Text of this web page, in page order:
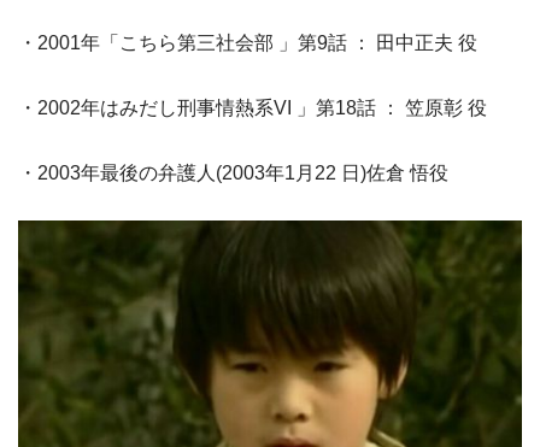
・2001年「こちら第三社会部 」第9話 ： 田中正夫 役
・2002年はみだし刑事情熱系VI 」第18話 ： 笠原彰 役
・2003年最後の弁護人(2003年1月22 日)佐倉 悟役